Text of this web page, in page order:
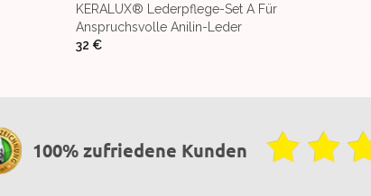
KERALUX® Lederpflege-Set A Für
Anspruchsvolle Anilin-Leder
32 €
100% zufriedene Kunden